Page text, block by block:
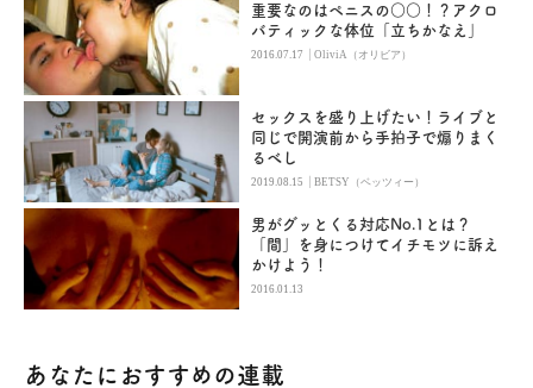
重要なのはペニスの○○！？アクロ
バティックな体位「立ちかなえ」
2016.07.17 |OliviA（オリビア）
セックスを盛り上げたい！ライブと
同じで開演前から手拍子で煽りまく
るべし
2019.08.15 |BETSY（ベッツィー）
男がグッとくる対応No.1とは？
「間」を身につけてイチモツに訴え
かけよう！
2016.01.13
あなたにおすすめの連載